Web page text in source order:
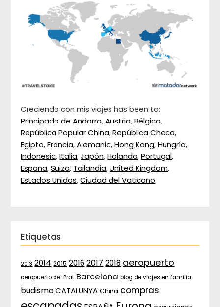
Creciendo con mis viajes has been to:
Principado de Andorra,Austria,Bélgica,
República Popular China,República Checa,
Egipto,Francia,Alemania,Hong Kong,Hungría,
Indonesia,Italia,Japón,Holanda,Portugal,
España,Suiza, Tailandia,United Kingdom,
Estados Unidos,Ciudad del Vaticano.
Etiquetas
2013 2014 2015 2016 2017 2018 aeropuerto
aeropuerto del Prat Barcelona blog de viajes en familia
budismo CATALUNYA China compras